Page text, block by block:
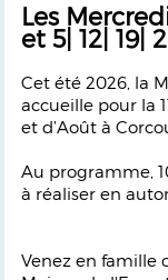
Les
et 5| 12| 19|
Cet été 2026, la
accueille pour la
et d’Août à
Au programme,
à réaliser en
Venez en famille